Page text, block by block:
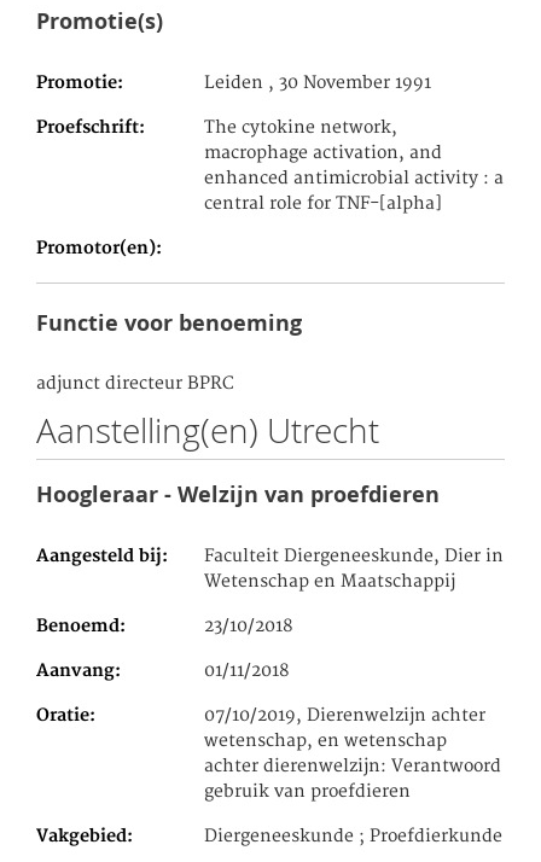
Promotie(s)
Promotie Leiden , 30 November 1991
Proefschrift
The cytokine network,
macrophage activation, and
enhanced antimicrobial activity : a
central role for TNF-[alpha]
Promotor(en)
Functie voor benoeming
adjunct directeur BPRC
Aanstelling(en) Utrecht
Hoogleraar - Welzijn van proefdieren
Aangesteld bij
Faculteit Diergeneeskunde, Dier in
Wetenschap en Maatschappij
Benoemd 23/10/2018
Aanvang 01/11/2018
Oratie
07/10/2019, Dierenwelzijn achter
wetenschap, en wetenschap
achter dierenwelzijn: Verantwoord
gebruik van proefdieren
Vakgebied Diergeneeskunde ; Proefdierkunde